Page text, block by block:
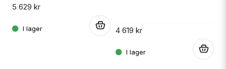
5 629 kr
4 619 kr